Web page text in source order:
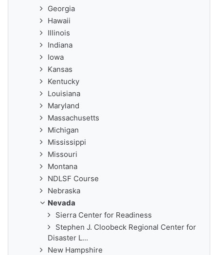
Georgia
Hawaii
Illinois
Indiana
Iowa
Kansas
Kentucky
Louisiana
Maryland
Massachusetts
Michigan
Mississippi
Missouri
Montana
NDLSF Course
Nebraska
Nevada
Sierra Center for Readiness
Stephen J. Cloobeck Regional Center for
Disaster L...
New Hampshire